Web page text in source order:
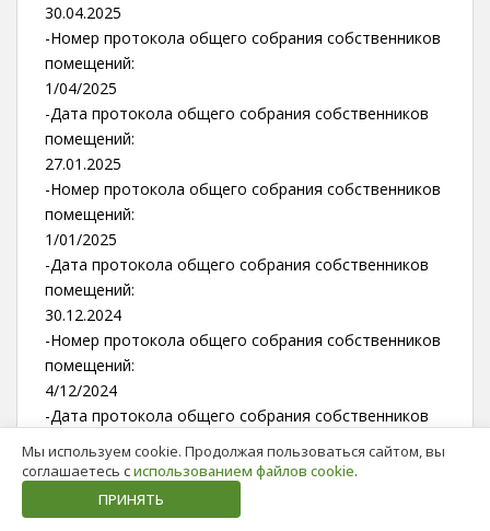
30.04.2025
-Номер протокола общего собрания собственников
помещений:
1/04/2025
-Дата протокола общего собрания собственников
помещений:
27.01.2025
-Номер протокола общего собрания собственников
помещений:
1/01/2025
-Дата протокола общего собрания собственников
помещений:
30.12.2024
-Номер протокола общего собрания собственников
помещений:
4/12/2024
-Дата протокола общего собрания собственников
11.10.2024
-Номер протокола общего собрания собственников
помещений:
Мы используем cookie. Продолжая пользоваться сайтом, вы
соглашаетесь сиспользованием файлов cookie.
ПРИНЯТЬ